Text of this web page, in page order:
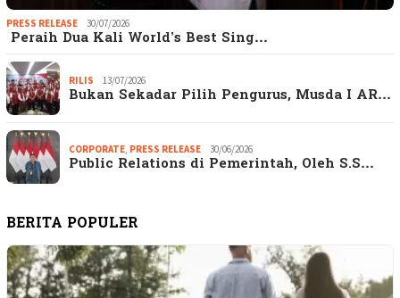
PRESS RELEASE 30/07/2026
Peraih Dua Kali World’s Best Sing…
RILIS 13/07/2026
Bukan Sekadar Pilih Pengurus, Musda I AR…
CORPORATE PRESS RELEASE 30/06/2026
Public Relations di Pemerintah, Oleh S.S…
BERITA POPULER